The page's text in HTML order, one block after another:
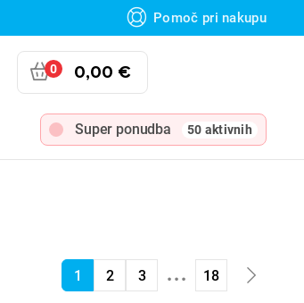
Pomoč pri nakupu
0 0,00 €
Super ponudba 50 aktivnih
1 2 3 ... 18